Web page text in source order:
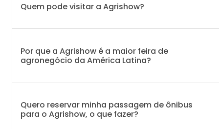
Quem pode visitar a Agrishow?
Por que a Agrishow é a maior feira de
agronegócio da América Latina?
Quero reservar minha passagem de ônibus
para o Agrishow, o que fazer?